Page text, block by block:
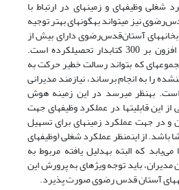
وظیفه­ای و زمینه­ای در ارتباط با
نیز می­تواند به­گونه­ای بهتر توجیه
آستان‌قدس‌رضوی دارای بیش از
چندمیلیون منبع اطلاعاتی و افزون بر 300 کتابدار تحصیل­کرده است.
که بتواند رسالت خطیر حرکت به
را به انجام برساند، نیازمند مدیرانی
است. به­نظر می­رسد در این زمینه هوش
از این قابلیت­ها در عملکرد وظیفه­ای جهت
و در جهت عملکرد زمینه­ای برای تسهیل
باشد. از این­منظر عملکرد شغلی (وظیفه­ای
می‌یابد که البته به­دلیل یافته مربوط به
باید توجه ویژه­ای به پرورش این
آستان ‌قدس ‌رضوی صورت پذیرد.